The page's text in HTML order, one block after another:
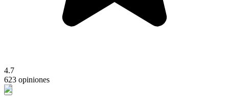
4.7
623 opiniones